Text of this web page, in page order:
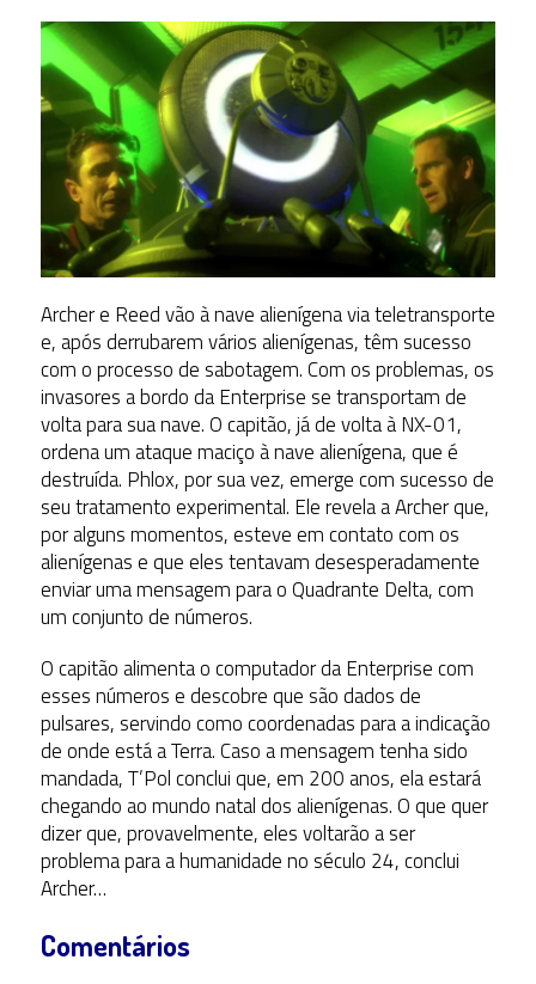
Archer e Reed vão à nave alienígena via teletransporte
e, após derrubarem vários alienígenas, têm sucesso
com o processo de sabotagem. Com os problemas, os
invasores a bordo da Enterprise se transportam de
volta para sua nave. O capitão, já de volta à NX-01,
ordena um ataque maciço à nave alienígena, que é
destruída. Phlox, por sua vez, emerge com sucesso de
seu tratamento experimental. Ele revela a Archer que,
por alguns momentos, esteve em contato com os
alienígenas e que eles tentavam desesperadamente
enviar uma mensagem para o Quadrante Delta, com
um conjunto de números.
O capitão alimenta o computador da Enterprise com
esses números e descobre que são dados de
pulsares, servindo como coordenadas para a indicação
de onde está a Terra. Caso a mensagem tenha sido
mandada, T’Pol conclui que, em 200 anos, ela estará
chegando ao mundo natal dos alienígenas. O que quer
dizer que, provavelmente, eles voltarão a ser
problema para a humanidade no século 24, conclui
Archer…
Comentários